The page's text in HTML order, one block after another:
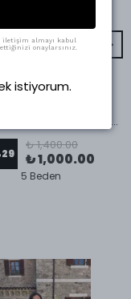
Yüksek Bel Sahte Cepli Siyah Pantolon
29
₺ 1,400.00
₺ 1,000.00
5 Beden
iletişim almayı kabul
onaylarsınız.
istiyorum.